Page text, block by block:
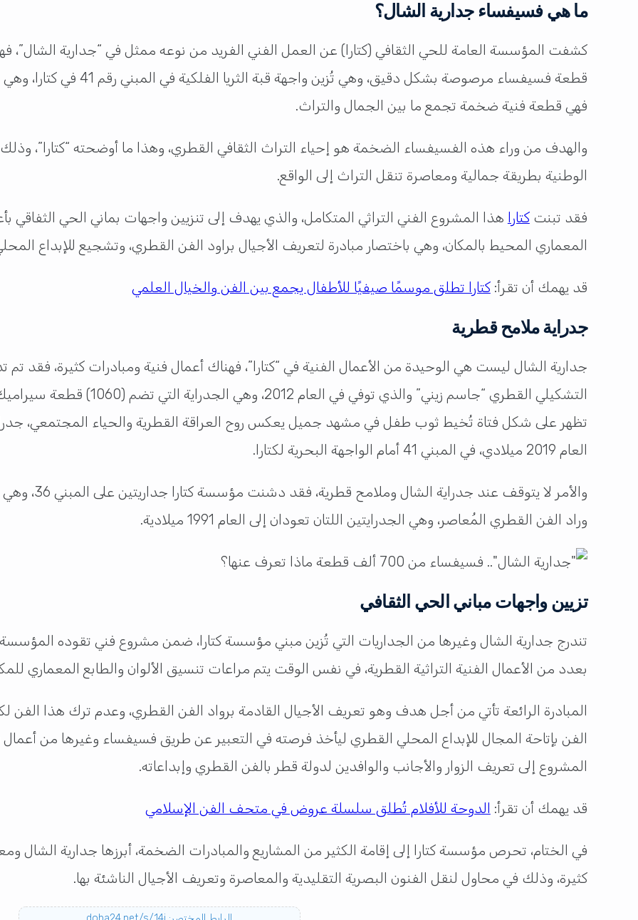
ما هي فسيفساء جدارية الشال؟
قطعة فسيفساء مرصوصة بشكل
فهي قطعة فنية ضخمة تجمع ما بين الجمال والتراث.
والهدف من وراء هذه الفسيفساء الضخمة هو إحياء التراث الثقافي القطري، وهذا ما أوضحته “كتارا”،
الوطنية بطريقة جمالية ومعاصرة تنقل التراث إلى الواقع.
فقد تبنتكتارا هذا المشروع الفني التراثي المتكامل، والذي يهدف إلى تنزيين واجهات بماني الحي الثفاقي
المعماري المحيط بالمكان، وهي باختصار مبادرة لتعريف الأجيال براود الفن القطري، وتشجيع للإبداع
قد يهمك أن تقرأ:كتارا تطلق موسمًا صيفيًا للأطفال يجمع بين الفن والخيال العلمي
جدراية ملامح قطرية
جدارية الشال ليست هي الوحيدة من الأعمال الفنية في “كتارا”، فهناك أعمال فنية ومبادرات كثيرة، فقد
التشكيلي القطري “جاسم زيني”
العام 2019 ميلادي، في المبني 41 أمام الواجهة البحرية لكتارا.
والأمر لا
وراد الفن القطري المُعاصر، وهي الجدرايتين اللتان تعودان إلى العام 1991 ميلادية.
تزيين واجهات مباني الحي الثقافي
تندرج جدارية الشال وغيرها من الجداريات التي تُزين مبني مؤسسة كتارا، ضمن مشروع فني تقوده
بعدد من الأعمال الفنية التراثية القطرية، في نفس الوقت يتم مراعات تنسيق الألوان والطابع المعماري
المبادرة الرائعة تأتي من أجل هدف وهو تعريف الأجيال القادمة برواد الفن القطري، وعدم ترك هذا
الفن بإتاحة المجال للإبداع المحلي القطري ليأخذ فرصته في التعبير عن طريق فسيفساء وغيرها من
المشروع إلى تعريف الزوار والأجانب والوافدين لدولة قطر بالفن القطري وإبداعاته.
قد يهمك أن تقرأ: الدوحة للأفلام تُطلق سلسلة عروض في متحف الفن الإسلامي
في الختام، تحرص مؤسسة كتارا إلى إقامة الكثير من المشاريع والمبادرات الضخمة، أبرزها جدارية الشال
كثيرة، وذلك في محاول لنقل الفنون البصرية التقليدية والمعاصرة وتعريف الأجيال الناشئة بها.